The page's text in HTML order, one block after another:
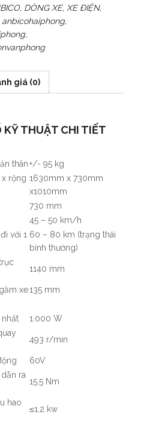
, DÒNG XE, XE ĐIỆN,
anbicohaiphong,
,
giá (0)
KỸ THUẬT CHI TIẾT
thân+/- 95 kg
x rộng 1630mm x 730mm
x1010mm
730 mm
45 – 50 km/h
với 1 60 – 80 km (trạng thái
bình thường)
1140 mm
xe135 mm
1.000 W
493 r/min
60V
ra
15.5 Nm
hao
≤1,2 kw